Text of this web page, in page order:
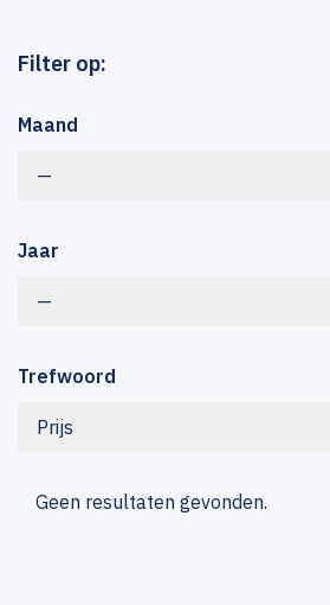
Filter op:
Maand
—
Jaar
—
Trefwoord
Prijs
Geen resultaten gevonden.